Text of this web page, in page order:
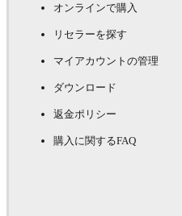
オンラインで購入
リセラーを探す
マイアカウントの管理
ダウンロード
返金ポリシー
購入に関するFAQ